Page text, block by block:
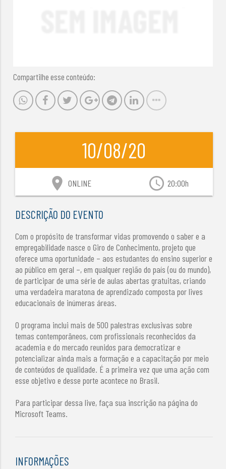
Compartilhe esse conteúdo:
10/08/20
access_time 20:00h
location_on ONLINE
DESCRIÇÃO DO EVENTO
Com o propósito de transformar vidas promovendo o saber e a
empregabilidade nasce o Giro de Conhecimento, projeto que
oferece uma oportunidade – aos estudantes do ensino superior e
ao público em geral –, em qualquer região do país (ou do mundo),
de participar de uma série de aulas abertas gratuitas, criando
uma verdadeira maratona de aprendizado composta por lives
educacionais de inúmeras áreas.
O programa inclui mais de 500 palestras exclusivas sobre
temas contemporâneos, com profissionais reconhecidos da
academia e do mercado reunidos para democratizar e
potencializar ainda mais a formação e a capacitação por meio
de conteúdos de qualidade. É a primeira vez que uma ação com
esse objetivo e desse porte acontece no Brasil.
Para participar dessa live, faça sua inscrição na página do
Microsoft Teams.
INFORMAÇÕES